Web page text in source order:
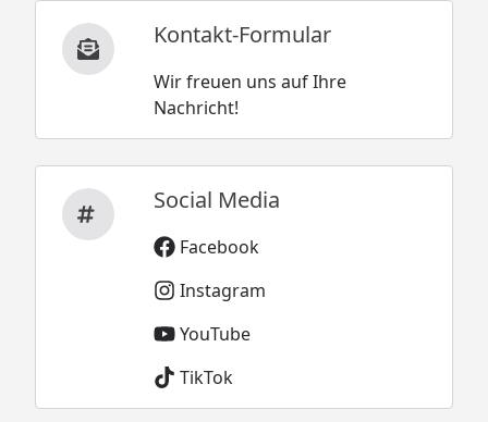
Kontakt-Formular
Wir freuen uns auf Ihre
Nachricht!
Social Media
Facebook
Instagram
YouTube
TikTok